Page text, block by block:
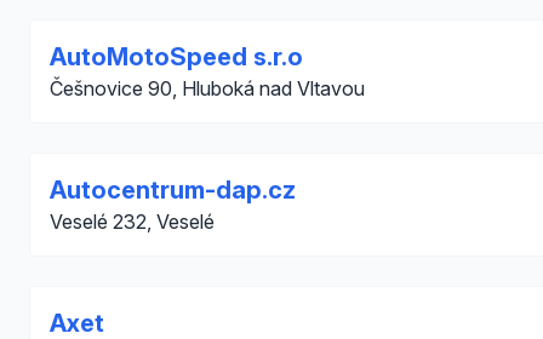
AutoMotoSpeed s.r.o
Češnovice 90, Hluboká nad Vltavou
Autocentrum-dap.cz
Veselé 232, Veselé
Axet